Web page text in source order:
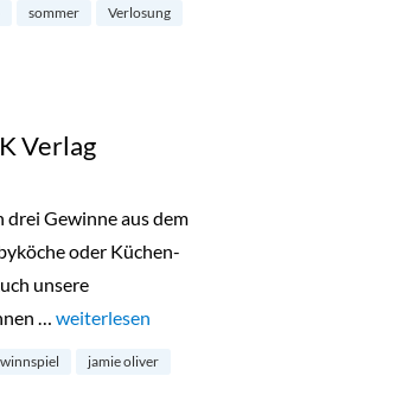
sommer Verlosung
Verlag
drei Gewinne aus dem
oder Küchen-
unsere
… „Türchen 3: 1×3 Bücher aus dem DK Verlag“
weiterlesen
jamie oliver